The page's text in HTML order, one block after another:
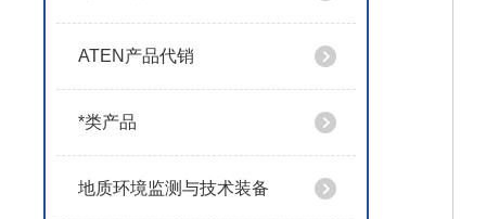
ATEN产品代销
*类产品
地质环境监测与技术装备